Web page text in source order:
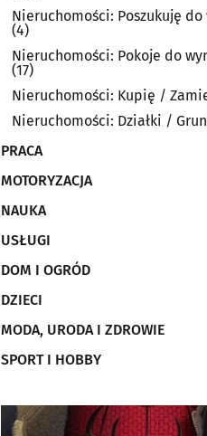
Nieruchomości: Poszukuję
(4)
Nieruchomości: Pokoje do
(17)
Nieruchomości: Kupię /
Nieruchomości: Działki /
PRACA
MOTORYZACJA
NAUKA
USŁUGI
DOM I OGRÓD
DZIECI
MODA, URODA I ZDROWIE
SPORT I HOBBY